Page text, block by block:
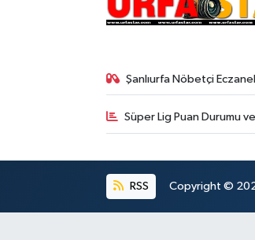
Şanlıurfa Nöbetçi
Süper Lig Puan Durumu
RSS Copyright ©